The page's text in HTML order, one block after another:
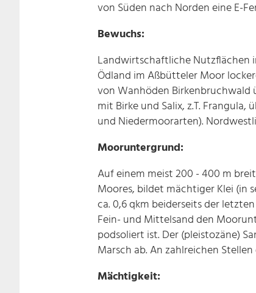
von Süden nach Norden eine E-
Bewuchs:
Landwirtschaftliche Nutzflächen
Ödland im Aßbütteler Moor
von Wanhöden Birkenbruchwald
mit Birke und Salix, z.T.
und Niedermoorarten).
Mooruntergrund:
Auf einem meist 200 - 400 m
Moores, bildet mächtiger Klei (in
ca. 0,6 qkm beiderseits der
Fein- und Mittelsand den
podsoliert ist. Der (pleistozäne)
Marsch ab. An zahlreichen
Mächtigkeit: